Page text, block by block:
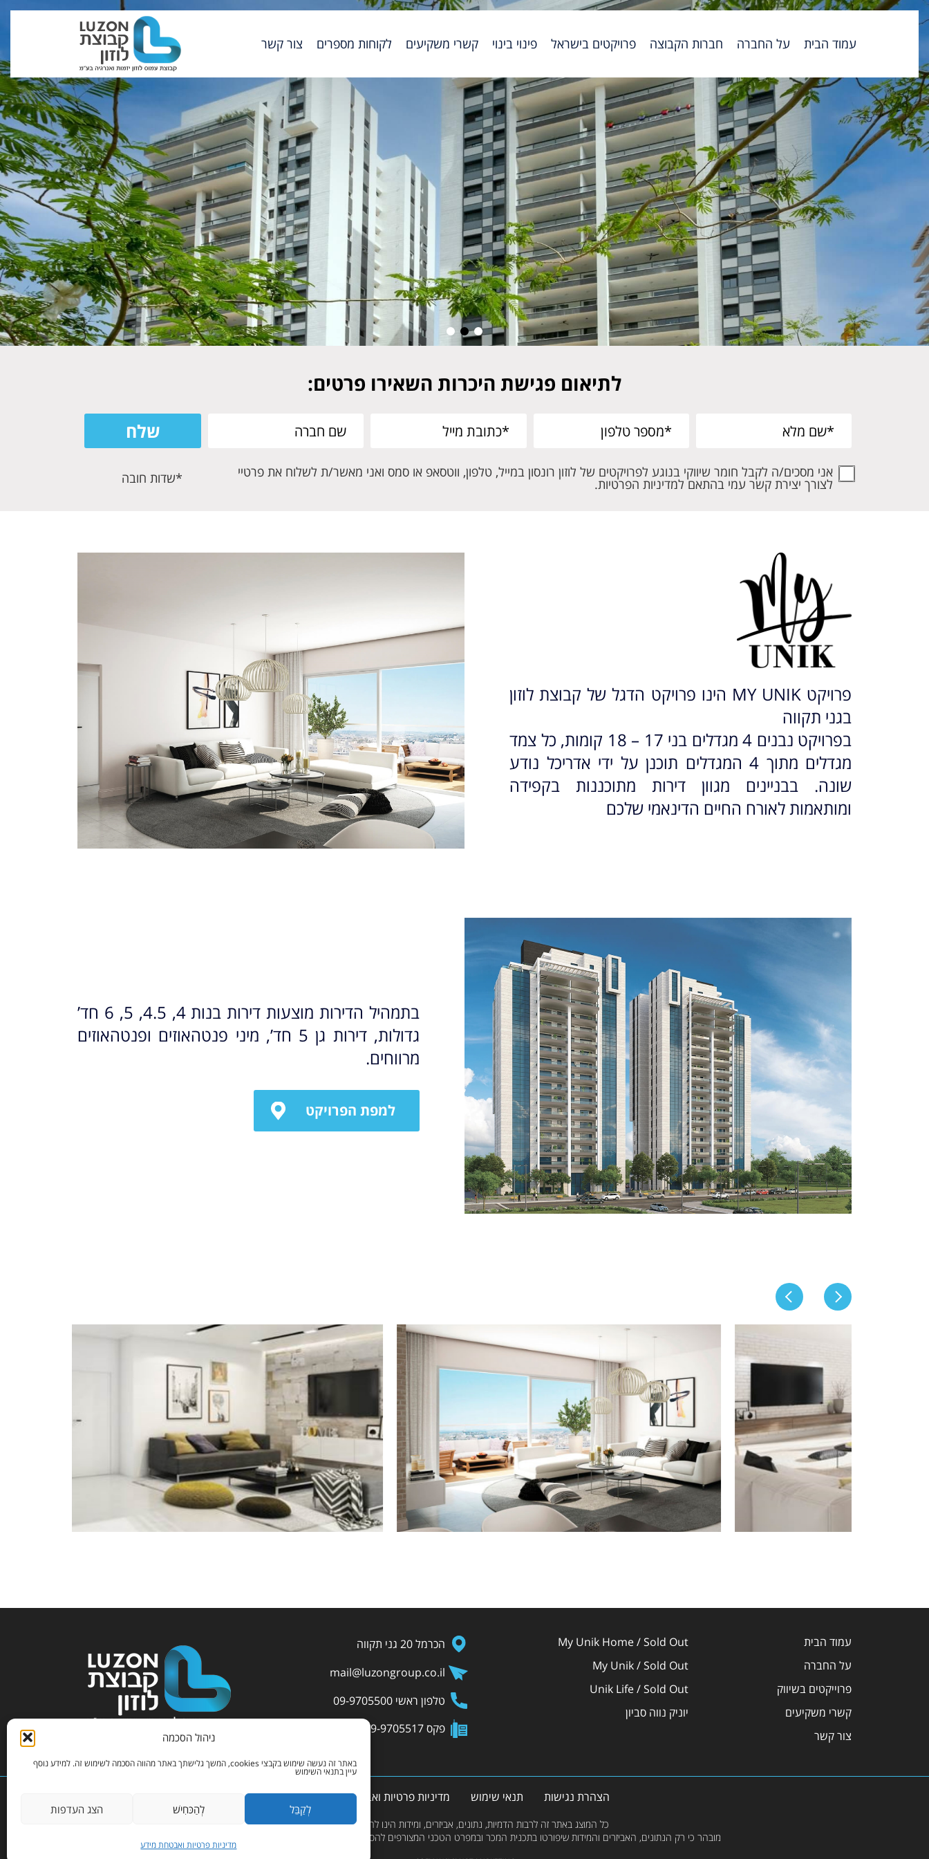
ניהול הסכמה
באתר זה נעשה שימוש בקבצי cookies, המשך גלישתך באתר מהווה הסכמה לשימוש זה. למידע נוסף
עיין בתנאי השימוש
לְקַבֵּל לְהַכּחִישׁ הצג העדפות
מדיניות פרטיות ואבטחת מידע
עמוד הבית על החברה חברות הקבוצה פרויקטים בישראל פינוי בינוי קשרי משקיעים לקוחות מספרים צור קשר
לתיאום פגישת היכרות השאירו פרטים:
אני מסכים/ה לקבל חומר שיווקי בנוגע לפרויקטים של לוזון רונסון במייל, טלפון, ווטסאפ או סמס ואני מאשר/ת לשלוח את פרטיי
לצורך יצירת קשר עמי בהתאם למדיניות הפרטיות. *שדות חובה
פרויקט MY UNIK הינו פרויקט הדגל של קבוצת לוזון
בגני תקווה
בפרויקט נבנים 4 מגדלים בני 17 – 18 קומות, כל צמד
מגדלים מתוך 4 המגדלים תוכנן על ידי אדריכל נודע
שונה. בבניינים מגוון דירות מתוכננות בקפידה
ומותאמות לאורח החיים הדינאמי שלכם
בתמהיל הדירות מוצעות דירות בנות 4, 4.5, 5, 6 חד’
גדולות, דירות גן 5 חד’, מיני פנטהאוזים ופנטהאוזים
מרווחים.
למפת הפרויקט
עמוד הבית
על החברה
פרוייקטים בשיווק
קשרי משקיעים
צור קשר
My Unik Home / Sold Out
My Unik / Sold Out
Unik Life / Sold Out
יוניק נווה סביון
הכרמל 20 גני תקווה
mail@luzongroup.co.il
טלפון ראשי 09-9705500
פקס 09-9705517
הצהרת נגישות תנאי שימוש מדיניות פרטיות ואבטחת מידע
כל המוצג באתר זה לרבות הדמיות, נתונים, אביזרים, ומידות הינו להמחשה בלבד.
מובהר כי רק הנתונים, האביזרים והמידות שיפורטו בתכנית המכר ובמפרט הטכני המצורפים להסכם המכר החתום, יחייבו את החברה. ט.ל.ח.